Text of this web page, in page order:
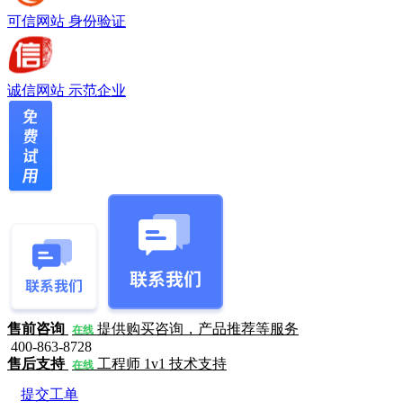
可信网站 身份验证
诚信网站 示范企业
售前咨询 在线 提供购买咨询，产品推荐等服务
400-863-8728
售后支持 在线 工程师 1v1 技术支持
提交工单